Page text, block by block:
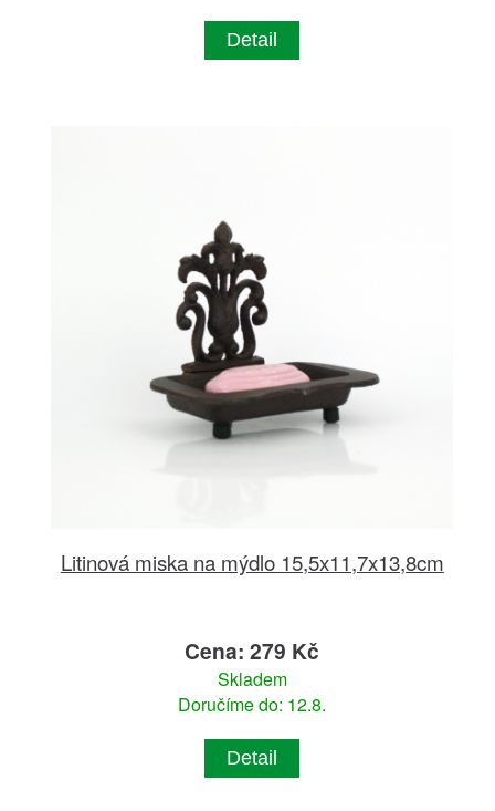
Detail
Litinová miska na mýdlo 15,5x11,7x13,8cm
Cena: 279 Kč
Skladem
Doručíme do: 12.8.
Detail